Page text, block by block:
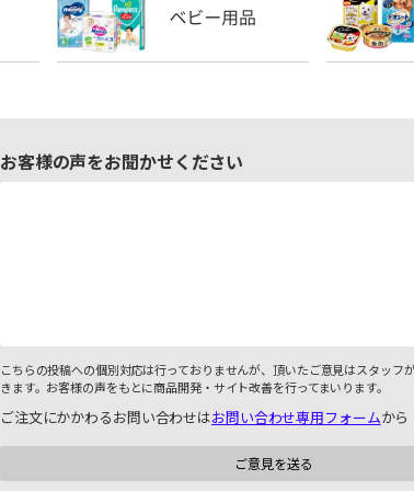
お客様の声をお聞かせください
こちらの投稿への個別対応は行っておりませんが、頂いたご意見はスタッフ
きます。お客様の声をもとに商品開発・サイト改善を行ってまいります。
ご注文にかかわるお問い合わせはお問い合わせ専用フォームから